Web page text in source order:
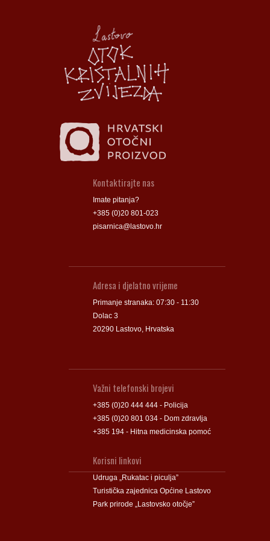
Groblje
Groblje
Kontaktirajte nas
Imate pitanja?
+385 (0)20 801-023
pisarnica@lastovo.hr
Adresa i djelatno vrijeme
Primanje stranaka: 07:30 - 11:30
Dolac 3
20290 Lastovo, Hrvatska
Važni telefonski brojevi
+385 (0)20 444 444 - Policija
+385 (0)20 801 034 - Dom zdravlja
+385 194 - Hitna medicinska pomoć
Korisni linkovi
Udruga „Rukatac i piculja”
Turistička zajednica Općine Lastovo
Park prirode „Lastovsko otočje”